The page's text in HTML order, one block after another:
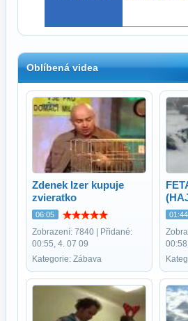
Oblíbená videa
Zdenek Izer kupuje
zvieratko
06:05
Zobrazení: 7840 | Přidané:
00:55, 4. 07 09
Kategorie: Zábava
01:44